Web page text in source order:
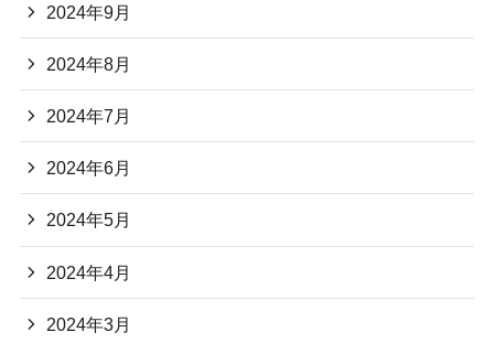
2024年9月
2024年8月
2024年7月
2024年6月
2024年5月
2024年4月
2024年3月